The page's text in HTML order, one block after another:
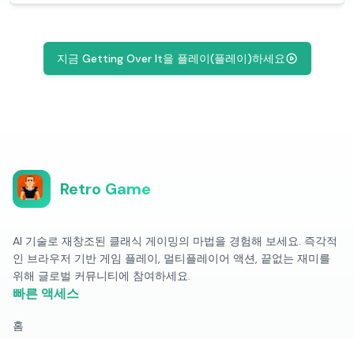
지금 Getting Over It을 플레이(플레이)하세요
Retro Game
AI 기술로 재창조된 클래식 게이밍의 마법을 경험해 보세요. 즉각적
인 브라우저 기반 게임 플레이, 멀티플레이어 액션, 끝없는 재미를
위해 글로벌 커뮤니티에 참여하세요.
빠른 액세스
홈